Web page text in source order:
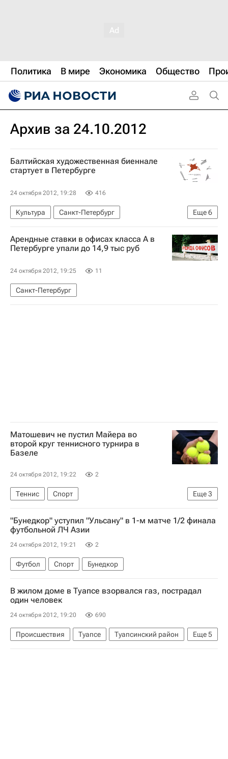
Политика В мире Экономика Общество
Архив за 24.10.2012
Балтийская художественная биеннале
стартует в Петербурге
24 октября 2012, 19:28 416
Еще6
Культура
Санкт-Петербург
Северо-Западный ФО
Весь мир
Европа
Владимир Андреев
Арендные ставки в офисах класса А в
Петербурге упали до 14,9 тыс руб
24 октября 2012, 19:25 11
Санкт-Петербург
Матошевич не пустил Майера во
второй круг теннисного турнира в
Базеле
24 октября 2012, 19:22 2
Еще3
Теннис
Спорт
Ассоциация теннисистов-профессионалов (ATP)
Флориан Майер
Маринко Матошевич
"Бунедкор" уступил "Ульсану" в 1-м матче 1/2 финала
футбольной ЛЧ Азии
24 октября 2012, 19:21 2
Футбол Спорт Бунедкор
В жилом доме в Туапсе взорвался газ, пострадал
один человек
24 октября 2012, 19:20 690
Еще5
Происшествия Туапсе
Туапсинский район
Весь мир
Краснодарский край